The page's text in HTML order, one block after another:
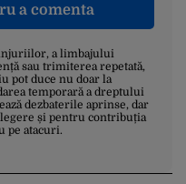
a comenta
a limbajului
sau trimiterea repetată,
pot duce nu doar la
temporară a dreptului
dezbaterile aprinse, dar
și pentru contribuția
pe atacuri.